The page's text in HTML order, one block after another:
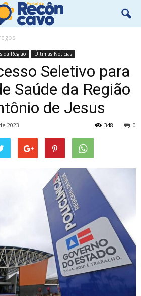
da Região Últimas Notícias
Seletivo para
Saúde da Região
de Jesus
2023 0
348